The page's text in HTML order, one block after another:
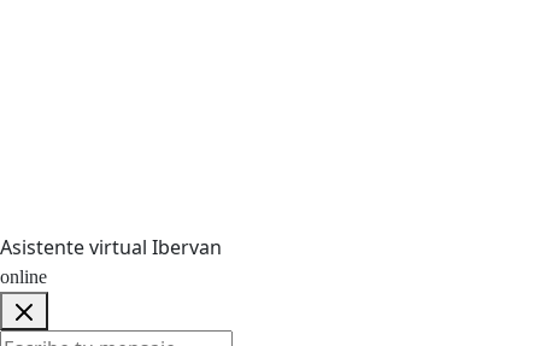
Asistente virtual Ibervan
online